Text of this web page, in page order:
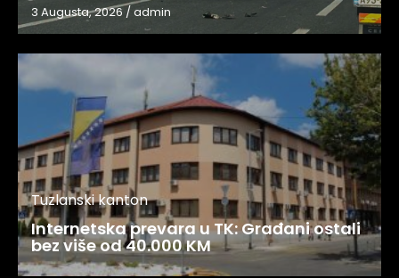
3 Augusta, 2026/admin
Tuzlanski kanton
Internetska prevara u TK: Građani ostali
bez više od 40.000 KM